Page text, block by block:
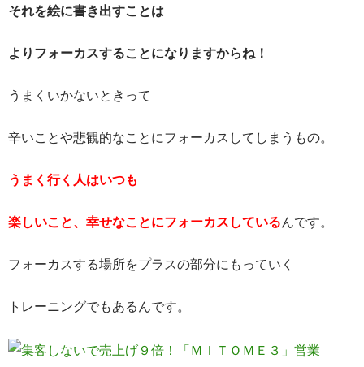
それを絵に書き出すことは
よりフォーカスすることになりますからね！
うまくいかないときって
辛いことや悲観的なことにフォーカスしてしまうもの。
うまく行く人はいつも
楽しいこと、幸せなことにフォーカスしているんです。
フォーカスする場所をプラスの部分にもっていく
トレーニングでもあるんです。